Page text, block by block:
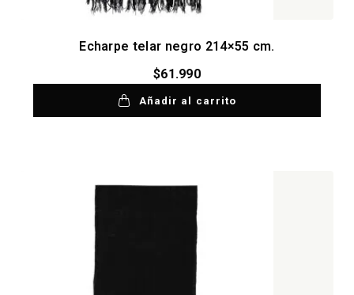
Echarpe telar negro 214×55 cm.
$61.990
Añadir al carrito